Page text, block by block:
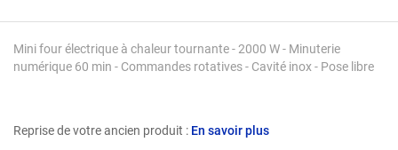
Reprise de votre ancien produit : En savoir plus
Mini four électrique à chaleur tournante - 2000 W - Minuterie
numérique 60 min - Commandes rotatives - Cavité inox - Pose libre